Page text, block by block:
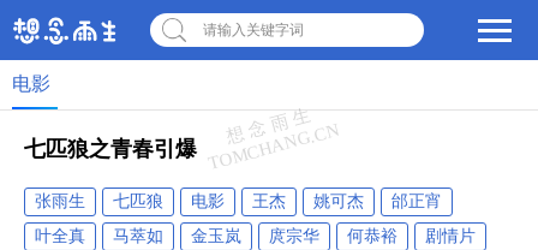
请输入关键字词
电影
七匹狼之青春引爆
张雨生 七匹狼 电影 王杰 姚可杰
邰正宵
叶全真
马萃如 金玉岚 庹宗华 何恭裕
剧情片